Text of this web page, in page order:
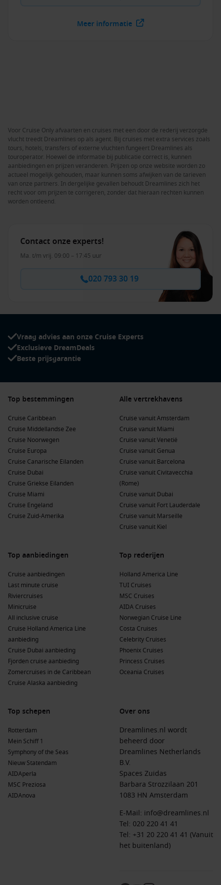
Meer informatie
Voor Cruise Only afvaarten en cruises met een door de rederij verzorgde
vlucht treedt Dreamlines op als agent. Bij cruises met extra services zoals
tours, hotels, transfers of externe vluchten fungeert Dreamlines als
touroperator. Hoewel de informatie bij publicatie correct is, kunnen
aanbiedingen en prijzen veranderen. Prijzen op onze website worden zo
actueel mogelijk gehouden, maar kunnen soms afwijken van de tarieven
van onze partners. In dergelijke gevallen behoudt Dreamlines zich het
recht voor om prijzen te corrigeren, zonder dat hieraan rechten kunnen
worden ontleend.
Contact onze experts!
Ma. t/m vrij. 09:00 – 17:45 uur
020 793 30 19
Vraag advies aan onze Cruise Experts
Exclusieve DreamDeals
Beste prijsgarantie
Top bestemmingen
Cruise Caribbean
Cruise Middellandse Zee
Cruise Noorwegen
Cruise Europa
Cruise Canarische Eilanden
Cruise Dubai
Cruise Griekse Eilanden
Cruise Miami
Cruise Engeland
Cruise Zuid-Amerika
Alle vertrekhavens
Cruise vanuit Amsterdam
Cruise vanuit Miami
Cruise vanuit Venetië
Cruise vanuit Genua
Cruise vanuit Barcelona
Cruise vanuit Civitavecchia
(Rome)
Cruise vanuit Dubai
Cruise vanuit Fort Lauderdale
Cruise vanuit Marseille
Cruise vanuit Kiel
Top aanbiedingen
Cruise aanbiedingen
Last minute cruise
Riviercruises
Minicruise
All inclusive cruise
Cruise Holland America Line
aanbieding
Cruise Dubai aanbieding
Fjorden cruise aanbieding
Zomercruises in de Caribbean
Cruise Alaska aanbieding
Top rederijen
Holland America Line
TUI Cruises
MSC Cruises
AIDA Cruises
Norwegian Cruise Line
Costa Cruises
Celebrity Cruises
Phoenix Cruises
Princess Cruises
Oceania Cruises
Top schepen
Rotterdam
Mein Schiff 1
Symphony of the Seas
Nieuw Statendam
AIDAperla
MSC Preziosa
AIDAnova
Over ons
Dreamlines.nl wordt
beheerd door
Dreamlines Netherlands
B.V.
Spaces Zuidas
Barbara Strozzilaan 201
1083 HN Amsterdam
E-Mail: info@dreamlines.nl
Tel: 020 220 41 41
Tel: +31 20 220 41 41 (Vanuit
het buitenland)